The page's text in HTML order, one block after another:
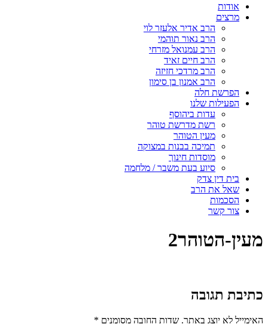
אודות
מרצים
הרב אדיר אלעזר לוי
הרב נאור תוהמי
הרב עמנואל מזרחי
הרב חיים זאיד
הרב מרדכי חזיזה
הרב אמנון בן סימון
הפרשת חלה
הפעילות שלנו
עדות ביהוסף
רשת מדרשת טוהר
מעין הטוהר
תמיכה בבנות במצוקה
מוסדות חינוך
סיוע בעת משבר / מלחמה
בית דין צדק
שאל את הרב
הסכמות
צור קשר
מעין-הטוהר2
כתיבת תגובה
האימייל לא יוצג באתר. שדות החובה מסומנים *